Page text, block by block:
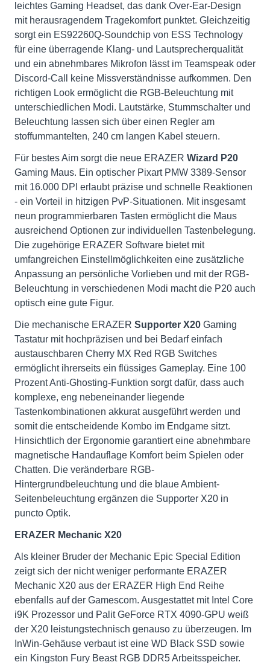
leichtes Gaming Headset, das dank Over-Ear-Design
mit herausragendem Tragekomfort punktet. Gleichzeitig
sorgt ein ES92260Q-Soundchip von ESS Technology
für eine überragende Klang- und Lautsprecherqualität
und ein abnehmbares Mikrofon lässt im Teamspeak oder
Discord-Call keine Missverständnisse aufkommen. Den
richtigen Look ermöglicht die RGB-Beleuchtung mit
unterschiedlichen Modi. Lautstärke, Stummschalter und
Beleuchtung lassen sich über einen Regler am
stoffummantelten, 240 cm langen Kabel steuern.
Für bestes Aim sorgt die neue ERAZER Wizard P20
Gaming Maus. Ein optischer Pixart PMW 3389-Sensor
mit 16.000 DPI erlaubt präzise und schnelle Reaktionen
- ein Vorteil in hitzigen PvP-Situationen. Mit insgesamt
neun programmierbaren Tasten ermöglicht die Maus
ausreichend Optionen zur individuellen Tastenbelegung.
Die zugehörige ERAZER Software bietet mit
umfangreichen Einstellmöglichkeiten eine zusätzliche
Anpassung an persönliche Vorlieben und mit der RGB-
Beleuchtung in verschiedenen Modi macht die P20 auch
optisch eine gute Figur.
Die mechanische ERAZER Supporter X20 Gaming
Tastatur mit hochpräzisen und bei Bedarf einfach
austauschbaren Cherry MX Red RGB Switches
ermöglicht ihrerseits ein flüssiges Gameplay. Eine 100
Prozent Anti-Ghosting-Funktion sorgt dafür, dass auch
komplexe, eng nebeneinander liegende
Tastenkombinationen akkurat ausgeführt werden und
somit die entscheidende Kombo im Endgame sitzt.
Hinsichtlich der Ergonomie garantiert eine abnehmbare
magnetische Handauflage Komfort beim Spielen oder
Chatten. Die veränderbare RGB-
Hintergrundbeleuchtung und die blaue Ambient-
Seitenbeleuchtung ergänzen die Supporter X20 in
puncto Optik.
ERAZER Mechanic X20
Als kleiner Bruder der Mechanic Epic Special Edition
zeigt sich der nicht weniger performante ERAZER
Mechanic X20 aus der ERAZER High End Reihe
ebenfalls auf der Gamescom. Ausgestattet mit Intel Core
i9K Prozessor und Palit GeForce RTX 4090-GPU weiß
der X20 leistungstechnisch genauso zu überzeugen. Im
InWin-Gehäuse verbaut ist eine WD Black SSD sowie
ein Kingston Fury Beast RGB DDR5 Arbeitsspeicher.